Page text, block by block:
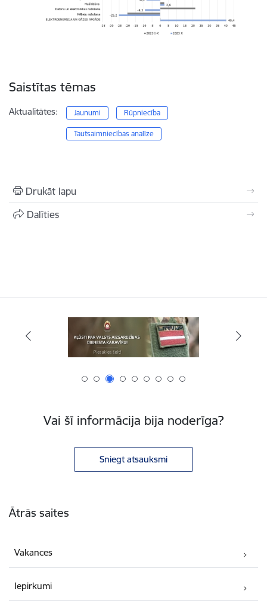
Saistītas tēmas
Aktualitātes: Jaunumi Rūpniecība
Tautsaimniecības analīze
Drukāt lapu
Dalīties
Vai šī informācija bija noderīga?
Sniegt atsauksmi
Ātrās saites
Vakances
Iepirkumi